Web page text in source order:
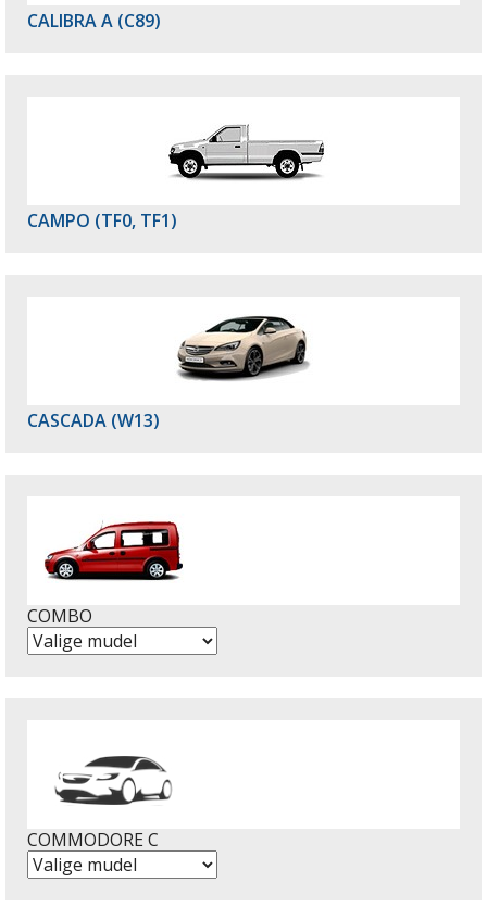
CALIBRA A (C89)
CAMPO (TF0, TF1)
CASCADA (W13)
COMBO
COMMODORE C